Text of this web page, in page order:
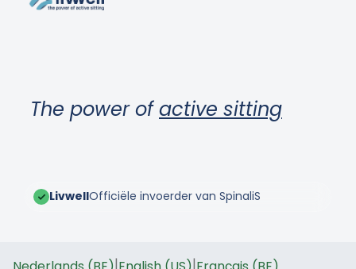
The power ofactive sitting
LivwellOfficiële invoerder van SpinaliS
| |